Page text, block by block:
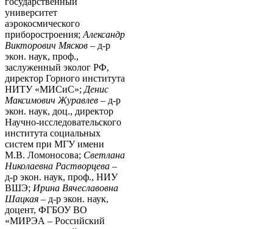
университет
аэрокосмического
приборостроения;Александр
Викторович Мясков – д-р
экон. наук, проф.,
заслуженный эколог РФ,
директор Горного института
НИТУ «МИСиС»;Денис
Максимович Журавлев – д-р
экон. наук, доц., директор
Научно-исследовательского
института социальных
систем при МГУ имени
М.В. Ломоносова; Светлана
Николаевна Растворцева –
д-р экон. наук, проф., НИУ
ВШЭ; Ирина Вячеславовна
Шацкая – д-р экон. наук,
доцент, ФГБОУ ВО
«МИРЭА – Российский